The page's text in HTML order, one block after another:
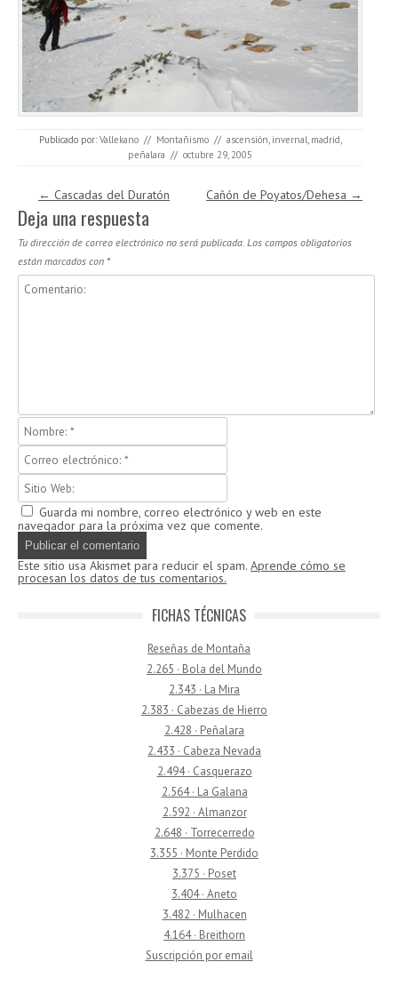
Publicado por: Vallekano // Montañismo // ascensión, invernal, madrid,
peñalara // octubre 29, 2005
Navegación de entradas
← Cascadas del Duratón Cañón de Poyatos/Dehesa →
Deja una respuesta
Tu dirección de correo electrónico no será publicada. Los campos obligatorios
están marcados con *
Guarda mi nombre, correo electrónico y web en este
navegador para la próxima vez que comente.
Este sitio usa Akismet para reducir el spam. Aprende cómo se
procesan los datos de tus comentarios.
FICHAS TÉCNICAS
Reseñas de Montaña
2.265 · Bola del Mundo
2.343 · La Mira
2.383 · Cabezas de Hierro
2.428 · Peñalara
2.433 · Cabeza Nevada
2.494 · Casquerazo
2.564 · La Galana
2.592 · Almanzor
2.648 · Torrecerredo
3.355 · Monte Perdido
3.375 · Poset
3.404 · Aneto
3.482 · Mulhacen
4.164 · Breithorn
Suscripción por email